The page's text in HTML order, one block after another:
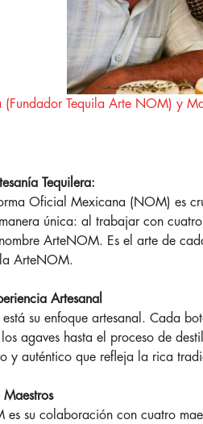
(Fundador Tequila Arte NOM) y
Tequilera:
Oficial Mexicana (NOM) es
única: al trabajar con
ArteNOM. Es el arte de
ArteNOM.
Artesanal
su enfoque artesanal. Cada
agaves hasta el proceso de
y auténtico que refleja la rica
su colaboración con cuatro